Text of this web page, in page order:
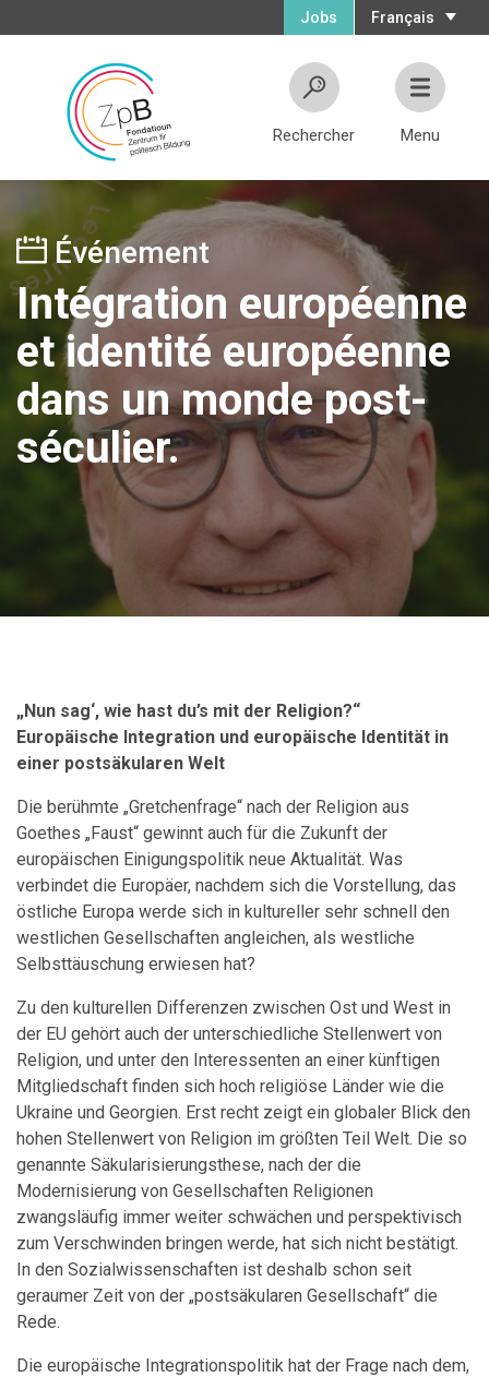
Français
Jobs
Rechercher Menu
Événement
Intégration européenne
et identité européenne
dans un monde post-
séculier.
„Nun sag‘, wie hast du’s mit der Religion?“
Europäische Integration und europäische Identität in
einer postsäkularen Welt
Die berühmte „Gretchenfrage“ nach der Religion aus
Goethes „Faust“ gewinnt auch für die Zukunft der
europäischen Einigungspolitik neue Aktualität. Was
verbindet die Europäer, nachdem sich die Vorstellung, das
östliche Europa werde sich in kultureller sehr schnell den
westlichen Gesellschaften angleichen, als westliche
Selbsttäuschung erwiesen hat?
Zu den kulturellen Differenzen zwischen Ost und West in
der EU gehört auch der unterschiedliche Stellenwert von
Religion, und unter den Interessenten an einer künftigen
Mitgliedschaft finden sich hoch religiöse Länder wie die
Ukraine und Georgien. Erst recht zeigt ein globaler Blick den
hohen Stellenwert von Religion im größten Teil Welt. Die so
genannte Säkularisierungsthese, nach der die
Modernisierung von Gesellschaften Religionen
zwangsläufig immer weiter schwächen und perspektivisch
zum Verschwinden bringen werde, hat sich nicht bestätigt.
In den Sozialwissenschaften ist deshalb schon seit
geraumer Zeit von der „postsäkularen Gesellschaft“ die
Rede.
Die europäische Integrationspolitik hat der Frage nach dem,